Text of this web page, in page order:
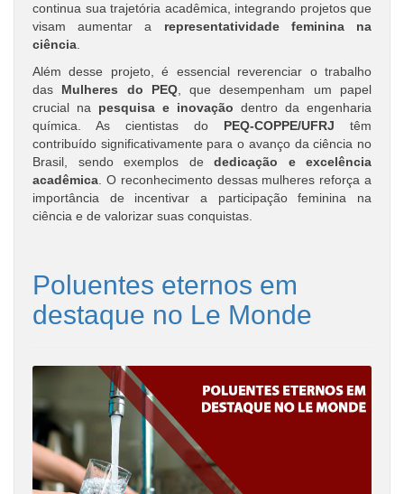
continua sua trajetória acadêmica, integrando projetos que
visam aumentar a representatividade feminina na
ciência
Além desse projeto, é essencial reverenciar o trabalho
das Mulheres do PEQ, que desempenham um papel
crucial na pesquisa e inovação dentro da engenharia
química. As cientistas do PEQ-COPPE/UFRJ têm
contribuído significativamente para o avanço da ciência no
Brasil, sendo exemplos de dedicação e excelência
acadêmica . O reconhecimento dessas mulheres reforça a
importância de incentivar a participação feminina na
ciência e de valorizar suas conquistas.
Poluentes eternos em
destaque no Le Monde